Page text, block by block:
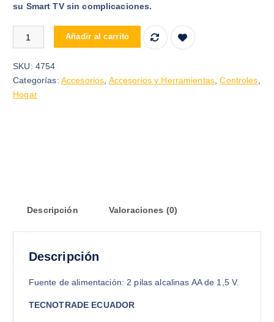
su Smart TV sin complicaciones.
CONTROL REMOTO MAGIC SMART TV LG CON NETFLIX
Añadir al carrito
SKU: 4754
Categorías: Accesorios Accesorios y Herramientas ,Controles
Hogar
Descripción Valoraciones (0)
Descripción
Fuente de alimentación: 2 pilas alcalinas AA de 1,5 V.
TECNOTRADE ECUADOR